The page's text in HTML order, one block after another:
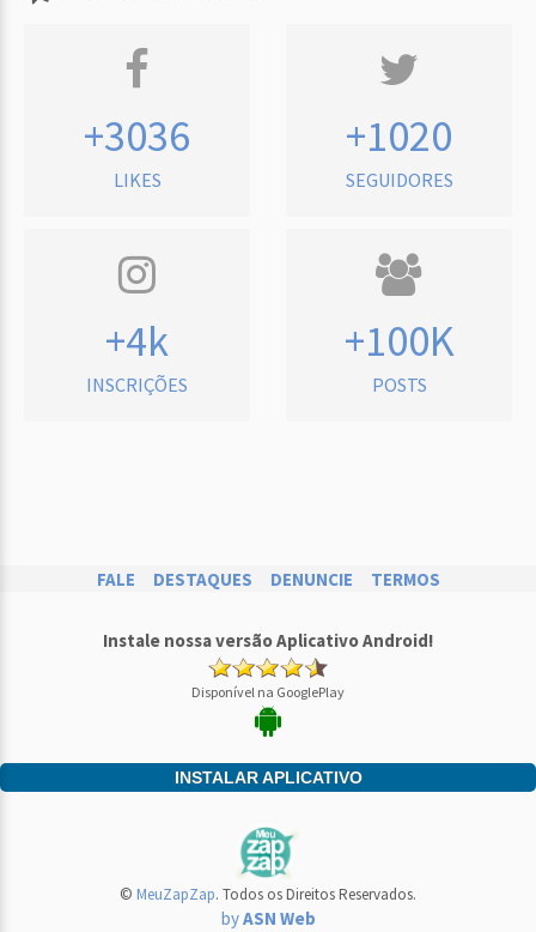
+3036
LIKES
+1020
SEGUIDORES
+4k
INSCRIÇÕES
+100K
POSTS
FALE DESTAQUES DENUNCIE TERMOS
Instale nossa versão Aplicativo Android!
Disponível na GooglePlay
INSTALAR APLICATIVO
© MeuZapZap. Todos os Direitos Reservados.
byASN Web